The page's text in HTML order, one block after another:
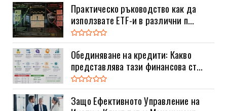
Практическо ръководство как да
използвате ETF-и в различни п...
Обединяване на кредити: Какво
представлява тази финансова ст...
Защо Ефективното Управление на